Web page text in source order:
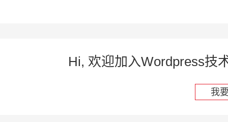
Hi, 欢迎加入Wordpress技
我